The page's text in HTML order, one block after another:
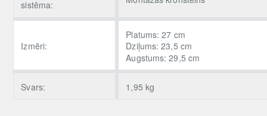
sistēma:
Izmēri:
Platums: 27 cm
Dziļums: 23,5 cm
Augstums: 29,5 cm
Svars: 1,95 kg